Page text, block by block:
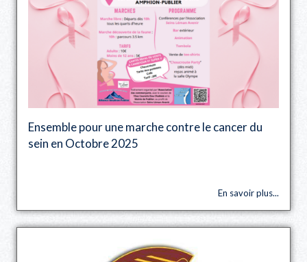
Ensemble pour une marche contre le cancer du
sein en Octobre 2025
En savoir plus...